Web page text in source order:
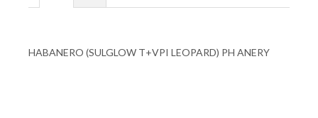
HABANERO (SULGLOW T+VPI LEOPARD) PH ANERY